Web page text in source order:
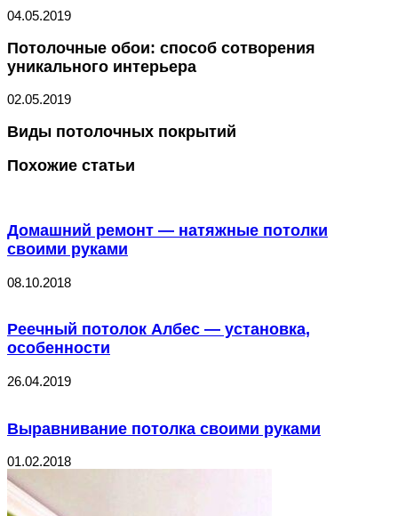
04.05.2019
Потолочные обои: способ сотворения
уникального интерьера
02.05.2019
Виды потолочных покрытий
Похожие статьи
Домашний ремонт — натяжные потолки
своими руками
08.10.2018
Реечный потолок Албес — установка,
особенности
26.04.2019
Выравнивание потолка своими руками
01.02.2018